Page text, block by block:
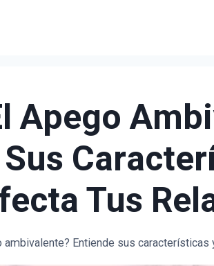
Apego
Tus
ambivalente? Entiende sus